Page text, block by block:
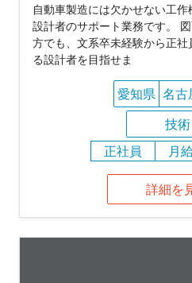
自動車製造には欠かせない工
設計者のサポート業務です。
方でも、文系卒未経験から正
る設計者を目指せま
愛知県 名古
技術
正社員
月
詳細を